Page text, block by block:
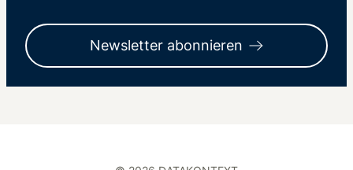
Newsletter abonnieren